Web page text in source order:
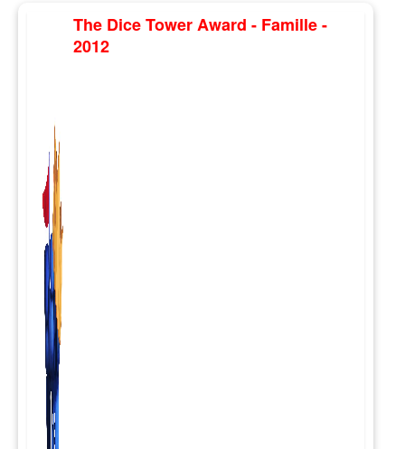
The Dice Tower Award - Famille -
2012